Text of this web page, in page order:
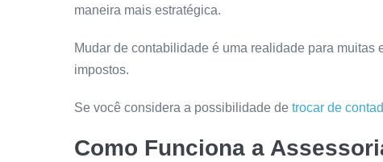
maneira mais estratégica.
Mudar de contabilidade é uma realidade para
impostos.
Se você considera a possibilidade de trocar de
Como Funciona a